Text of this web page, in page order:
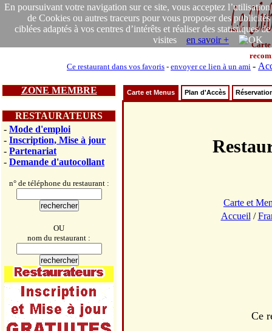
En poursuivant votre navigation sur ce site, vous acceptez l’utilisation
de Cookies ou autres traceurs pour vous proposer des publicités
ciblées adaptés à vos centres d’intérêts et réaliser des statistiques de
visites en savoir +
Carte
Ce restaurant dans vos favoris - envoyer ce lien à un ami -
ZONE MEMBRE
RESTAURATEURS
- Mode d'emploi
- Inscription, Mise à jour
- Partenariat
- Demande d'autocollant
n° de téléphone du restaurant :
OU
nom du restaurant :
Carte et Menus Plan d'Accès
Carte et
Accueil /
Ce